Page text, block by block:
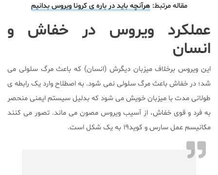
مقاله مرتبط: هرآنچه باید در باره ی کرونا ویروس بدانیم
عملکرد ویروس در خفاش و
انسان
این ویروس برخلاف میزبان دیگرش (انسان) که باعث مرگ سلولی می
شد؛ در خفاش باعث مرگ سلولی نمی شود. به اصطلاح وارد یک رابطه ی
طولانی مدت با میزبان خویش می شود که بدلیل سیستم ایمنی منحصر
به فرد و قوی خفاش، از آسیب ویروس مصون می ماند. تصور می کنند
مکانیسم عمل سارس و کوید۱۹ به یک شکل است.